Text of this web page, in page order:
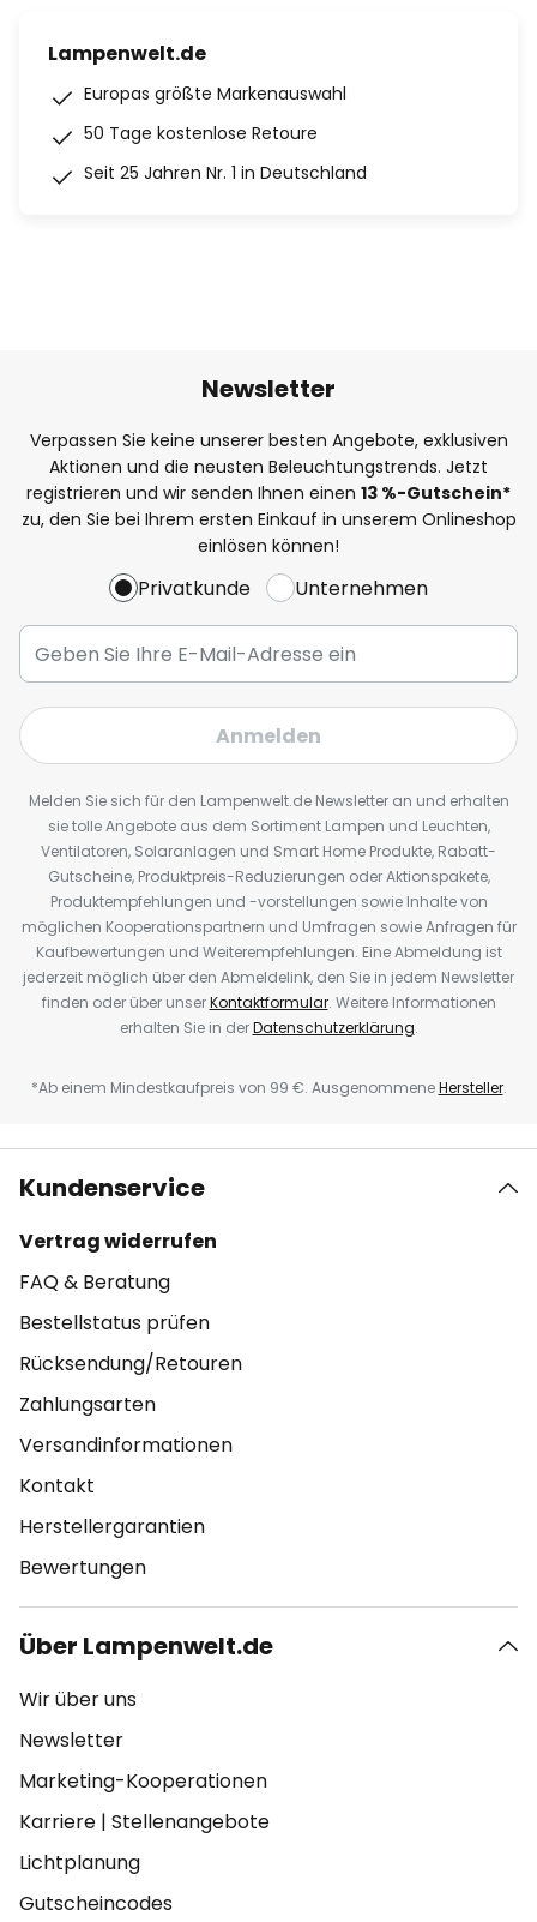
Lampenwelt.de
Europas größte Markenauswahl
50 Tage kostenlose Retoure
Seit 25 Jahren Nr. 1 in Deutschland
Newsletter
Verpassen Sie keine unserer besten Angebote, exklusiven
Aktionen und die neusten Beleuchtungstrends. Jetzt
registrieren und wir senden Ihnen einen 13 %-Gutschein*
zu, den Sie bei Ihrem ersten Einkauf in unserem Onlineshop
einlösen können!
Privatkunde Unternehmen
Anmelden
Melden Sie sich für den Lampenwelt.de Newsletter an und erhalten
sie tolle Angebote aus dem Sortiment Lampen und Leuchten,
Ventilatoren, Solaranlagen und Smart Home Produkte, Rabatt-
Gutscheine, Produktpreis-Reduzierungen oder Aktionspakete,
Produktempfehlungen und -vorstellungen sowie Inhalte von
möglichen Kooperationspartnern und Umfragen sowie Anfragen für
Kaufbewertungen und Weiterempfehlungen. Eine Abmeldung ist
jederzeit möglich über den Abmeldelink, den Sie in jedem Newsletter
finden oder über unserKontaktformular. Weitere Informationen
erhalten Sie in derDatenschutzerklärung.
*Ab einem Mindestkaufpreis von 99 €. AusgenommeneHersteller.
Kundenservice
Vertrag widerrufen
FAQ & Beratung
Bestellstatus prüfen
Rücksendung/Retouren
Zahlungsarten
Versandinformationen
Kontakt
Herstellergarantien
Bewertungen
Über Lampenwelt.de
Wir über uns
Newsletter
Marketing-Kooperationen
Karriere | Stellenangebote
Lichtplanung
Gutscheincodes